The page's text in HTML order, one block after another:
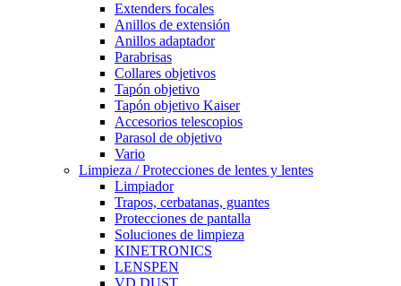
Extenders focales
Anillos de extensión
Anillos adaptador
Parabrisas
Collares objetivos
Tapón objetivo
Tapón objetivo Kaiser
Accesorios telescopios
Parasol de objetivo
Vario
Limpieza / Protecciones de lentes y lentes
Limpiador
Trapos, cerbatanas, guantes
Protecciones de pantalla
Soluciones de limpieza
KINETRONICS
LENSPEN
VD DUST